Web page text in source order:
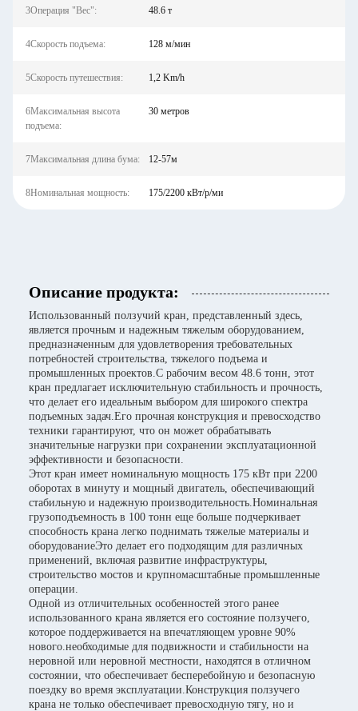
3Операция "Вес": 48.6 т
4Скорость подъема: 128 м/мин
5Скорость путешествия: 1,2 Km/h
6Максимальная высота
подъема:
30 метров
7Максимальная длина бума: 12-57м
8Номинальная мощность: 175/2200 кВт/р/ми
Описание продукта:
Использованный ползучий кран, представленный здесь,
является прочным и надежным тяжелым оборудованием,
предназначенным для удовлетворения требовательных
потребностей строительства, тяжелого подъема и
промышленных проектов.С рабочим весом 48.6 тонн, этот
кран предлагает исключительную стабильность и прочность,
что делает его идеальным выбором для широкого спектра
подъемных задач.Его прочная конструкция и превосходство
техники гарантируют, что он может обрабатывать
значительные нагрузки при сохранении эксплуатационной
эффективности и безопасности.
Этот кран имеет номинальную мощность 175 кВт при 2200
оборотах в минуту и мощный двигатель, обеспечивающий
стабильную и надежную производительность.Номинальная
грузоподъемность в 100 тонн еще больше подчеркивает
способность крана легко поднимать тяжелые материалы и
оборудованиеЭто делает его подходящим для различных
применений, включая развитие инфраструктуры,
строительство мостов и крупномасштабные промышленные
операции.
Одной из отличительных особенностей этого ранее
использованного крана является его состояние ползучего,
которое поддерживается на впечатляющем уровне 90%
нового.необходимые для подвижности и стабильности на
неровной или неровной местности, находятся в отличном
состоянии, что обеспечивает бесперебойную и безопасную
поездку во время эксплуатации.Конструкция ползучего
крана не только обеспечивает превосходную тягу, но и